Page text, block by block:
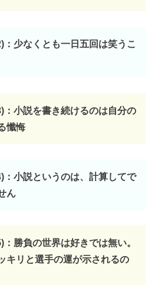
少なくとも一日五回は笑うこ
：小説を書き続けるのは自分の
懺悔
：小説というのは、計算してで
ん
勝負の世界は好きでは無い。
キリと選手の運が示されるの